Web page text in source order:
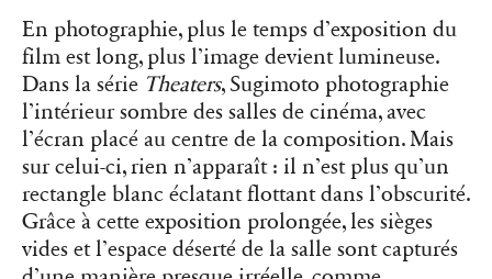
En photographie, plus le temps d’exposition du
film est long, plus l’image devient lumineuse.
Dans la série Theaters, Sugimoto photographie
l’intérieur sombre des salles de cinéma, avec
l’écran placé au centre de la composition. Mais
sur celui-ci, rien n’apparaît : il n’est plus qu’un
rectangle blanc éclatant flottant dans l’obscurité.
Grâce à cette exposition prolongée, les sièges
vides et l’espace déserté de la salle sont capturés